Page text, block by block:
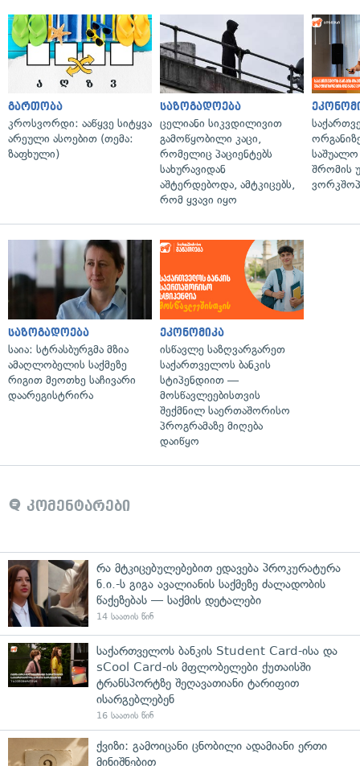
გართობა
კროსვორდი: ააწყვე სიტყვა
არეული ასოებით (თემა:
ზაფხული)
საზოგადოება
ცელიანი სიკვდილივით
გამოწყობილი კაცი,
რომელიც პაციენტებს
სახურავიდან
აშტერდებოდა, ამტკიცებს,
რომ ყვავი იყო
საშუალო
შრომის
საზოგადოება
საია: სტრასბურგმა მზია
ამაღლობელის საქმეზე
რიგით მეოთხე საჩივარი
დაარეგისტრირა
ეკონომიკა
ისწავლე საზღვარგარეთ
საქართველოს ბანკის
სტიპენდიით —
მოსწავლეებისთვის
შექმნილ საერთაშორისო
პროგრამაზე მიღება
დაიწყო
კომენტარები
რა მტკიცებულებებით ედავება პროკურატურა
ნ.ი.-ს გიგა ავალიანის საქმეზე ძალადობის
წაქეზებას — საქმის დეტალები
14 საათის წინ
საქართველოს ბანკის Student Card-ისა და
sCool Card-ის მფლობელები ქუთაისში
ტრანსპორტზე შეღავათიანი ტარიფით
ისარგებლებენ
16 საათის წინ
ქვიზი: გამოიცანი ცნობილი ადამიანი ერთი
მინიშნებით